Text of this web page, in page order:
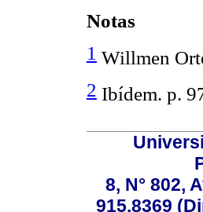
Notas
1 Willmen
2 Ibídem. p.
8, N° 802,
915.8369